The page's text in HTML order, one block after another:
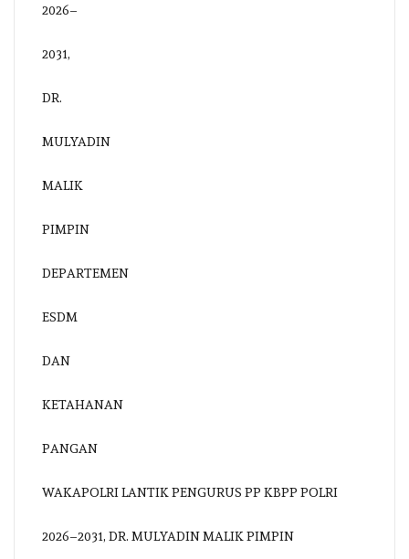
WAKAPOLRI LANTIK PENGURUS PP KBPP POLRI
2026–2031, DR. MULYADIN MALIK PIMPIN